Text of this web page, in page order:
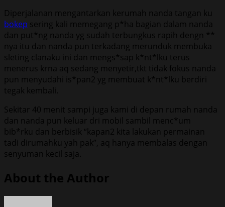
Diperjalanan mengantarkan kerumah nanda tangan ku
bokep sering kali memegang p*ha bagian dalam nanda
dan put*ng nanda yg sudah terbungkus rapih dengn **
nya itu dan nanda pun terkadang merunduk membuka
sleting clanaku ini dan mengs*sap k*nt*lku terus
menerus krna aq sedang menyetir,tkt tidak fokus nanda
pun menyudahi is*pan2 yg membuat k*nt*lku berdiri
tegak kembali.
Sekitar 40 menit sampi juga kami di depan rumah nanda
dan nanda pun keluar dri mobil sambil menc*um
bib*rku dan berbisik “kapan2 kita lakukan permainan
tadi dirumahku yah pak”, aq hanya membalas dengan
senyuman kecil saja.
About the Author